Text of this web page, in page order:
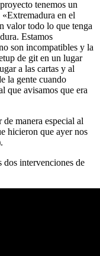
tenemos un
en el
valor todo lo que tenga
Estamos
son incompatibles y la
de git en un lugar
a las cartas y al
la gente cuando
que avisamos que era
manera especial al
hicieron que ayer nos
dos intervenciones de